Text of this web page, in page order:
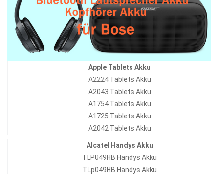
Apple Tablets Akku
A2224 Tablets Akku
A2043 Tablets Akku
A1754 Tablets Akku
A1725 Tablets Akku
A2042 Tablets Akku
Alcatel Handys Akku
TLP049HB Handys Akku
TLp049HB Handys Akku